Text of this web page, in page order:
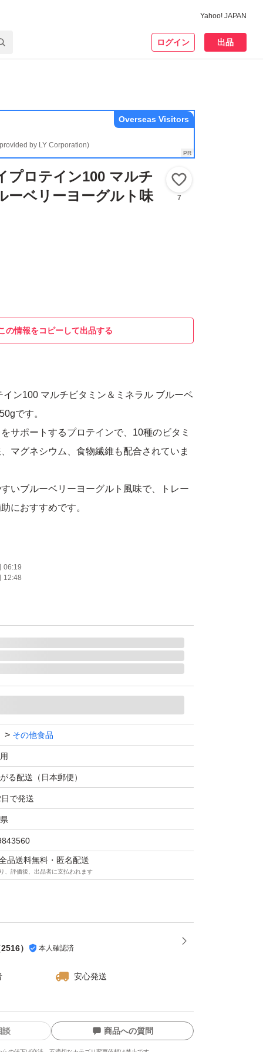
Yahoo! JAPAN
ログイン 出品
by LY Corporation)
Overseas Visitors
プロテイン100 マルチ
ーベリーヨーグルト味
7
の情報をコピーして出品する
イン100 マルチビタミン＆ミネラル ブルーベ
です。
サポートするプロテインで、10種のビタミ
マグネシウム、食物繊維も配合されていま
いブルーベリーヨーグルト風味で、トレー
におすすめです。
イプロテイン100 マルチビタミン＆ミネラ
ヨーグルト味
料としてホエイプロテイン100%使用
の発送を予定しております。
06:19
12:48
その他食品
る配送（日本郵便）
で発送
品送料無料・匿名配送
、評価後、出品者に支払われます
2516） 本人確認済
安心発送
談 商品への質問